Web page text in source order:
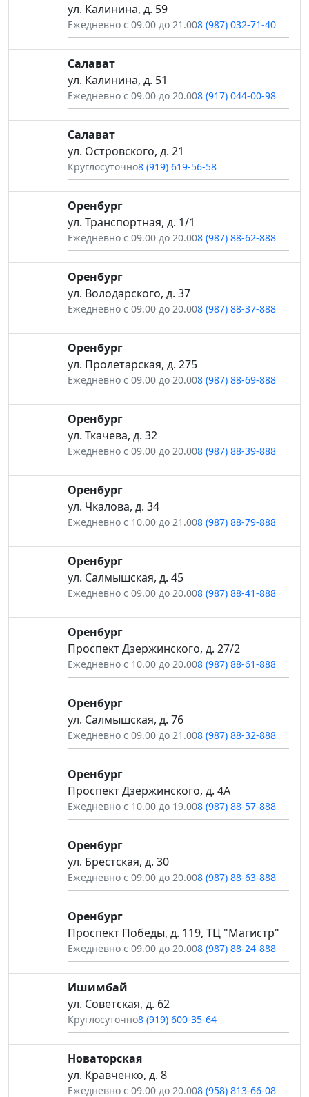
ул. Калинина, д. 59
Ежедневно с 09.00 до 21.008 (987) 032-71-40
Салават
ул. Калинина, д. 51
Ежедневно с 09.00 до 20.008 (917) 044-00-98
Салават
ул. Островского, д. 21
Круглосуточно8 (919) 619-56-58
Оренбург
ул. Транспортная, д. 1/1
Ежедневно с 09.00 до 20.008 (987) 88-62-888
Оренбург
ул. Володарского, д. 37
Ежедневно с 09.00 до 20.008 (987) 88-37-888
Оренбург
ул. Пролетарская, д. 275
Ежедневно с 09.00 до 20.008 (987) 88-69-888
Оренбург
ул. Ткачева, д. 32
Ежедневно с 09.00 до 20.008 (987) 88-39-888
Оренбург
ул. Чкалова, д. 34
Ежедневно с 10.00 до 21.008 (987) 88-79-888
Оренбург
ул. Салмышская, д. 45
Ежедневно с 09.00 до 20.008 (987) 88-41-888
Оренбург
Проспект Дзержинского, д. 27/2
Ежедневно с 10.00 до 20.008 (987) 88-61-888
Оренбург
ул. Салмышская, д. 76
Ежедневно с 09.00 до 21.008 (987) 88-32-888
Оренбург
Проспект Дзержинского, д. 4А
Ежедневно с 10.00 до 19.008 (987) 88-57-888
Оренбург
ул. Брестская, д. 30
Ежедневно с 09.00 до 20.008 (987) 88-63-888
Оренбург
Проспект Победы, д. 119, ТЦ "Магистр"
Ежедневно с 09.00 до 20.008 (987) 88-24-888
Ишимбай
ул. Советская, д. 62
Круглосуточно8 (919) 600-35-64
Новаторская
ул. Кравченко, д. 8
Ежедневно с 09.00 до 20.008 (958) 813-66-08